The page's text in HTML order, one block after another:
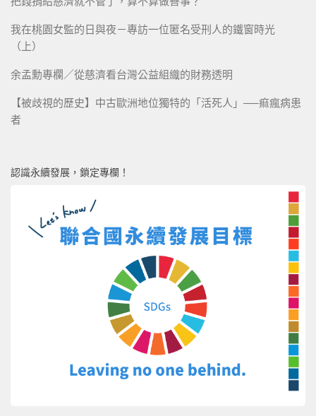
我在桃園女監的日與夜－專訪一位匿名受刑人的鐵窗時光
（上）
余孟勳專欄／從慈濟看台灣公益組織的財務透明
【被歧視的歷史】中古歐洲地位獨特的「活死人」──痲瘋病患
者
認識永續發展，鎖定專欄！